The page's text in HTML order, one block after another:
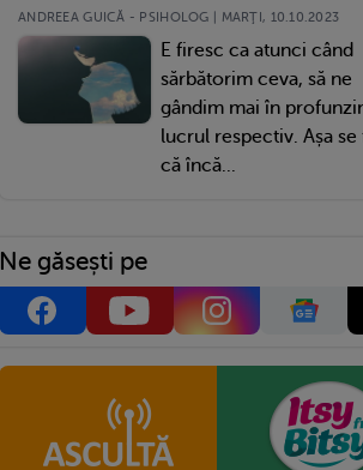
ANDREEA GUICĂ - PSIHOLOG | MARŢI, 10.10.2023
E firesc ca atunci când
sărbătorim ceva, să ne
gândim mai în
lucrul respectiv. Așa se
că încă...
Ne găsești pe